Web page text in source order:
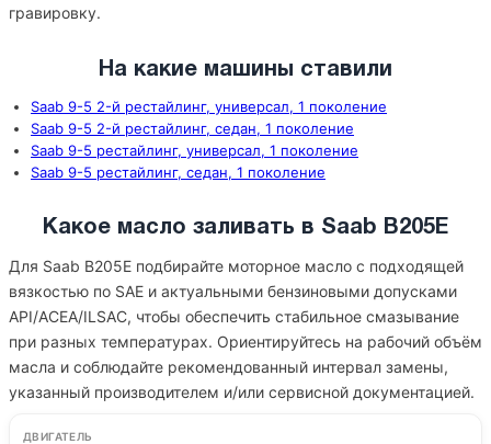
гравировку.
На какие машины ставили
Saab 9-5 2-й рестайлинг, универсал, 1 поколение
Saab 9-5 2-й рестайлинг, седан, 1 поколение
Saab 9-5 рестайлинг, универсал, 1 поколение
Saab 9-5 рестайлинг, седан, 1 поколение
Какое масло заливать в Saab B205E
Для Saab B205E подбирайте моторное масло с подходящей
вязкостью по SAE и актуальными бензиновыми допусками
API/ACEA/ILSAC, чтобы обеспечить стабильное смазывание
при разных температурах. Ориентируйтесь на рабочий объём
масла и соблюдайте рекомендованный интервал замены,
указанный производителем и/или сервисной документацией.
ДВИГАТЕЛЬ